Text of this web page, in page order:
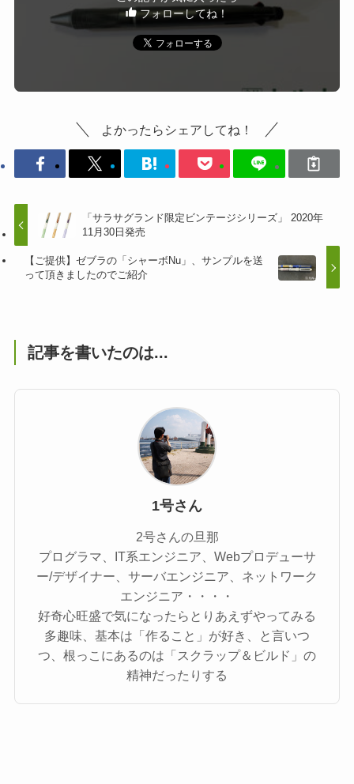
フォローしてね！
よかったらシェアしてね！
「サラサグランド限定ビンテージシリーズ」 2020年
11月30日発売
【ご提供】ゼブラの「シャーボNu」、サンプルを送
って頂きましたのでご紹介
記事を書いたのは...
1号さん
2号さんの旦那
プログラマ、IT系エンジニア、Webプロデューサ
ー/デザイナー、サーバエンジニア、ネットワーク
エンジニア・・・・
好奇心旺盛で気になったらとりあえずやってみる
多趣味、基本は「作ること」が好き、と言いつ
つ、根っこにあるのは「スクラップ＆ビルド」の
精神だったりする